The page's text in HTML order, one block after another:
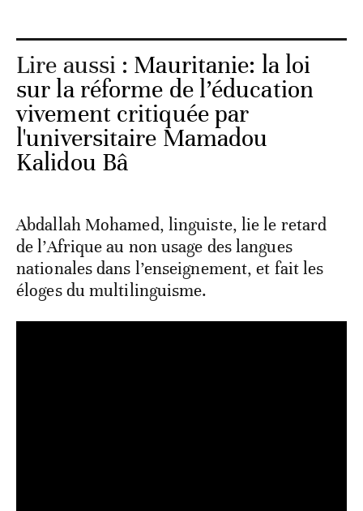
Lire aussi : Mauritanie: la loi
sur la réforme de l’éducation
vivement critiquée par
l'universitaire Mamadou
Kalidou Bâ
Abdallah Mohamed, linguiste, lie le retard
de l’Afrique au non usage des langues
nationales dans l’enseignement, et fait les
éloges du multilinguisme.